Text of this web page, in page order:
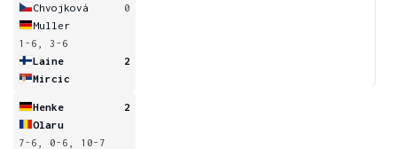
Chvojková
0
Muller
1-6, 3-6
Laine
2
Mircic
Henke
2
Olaru
7-6, 0-6, 10-7